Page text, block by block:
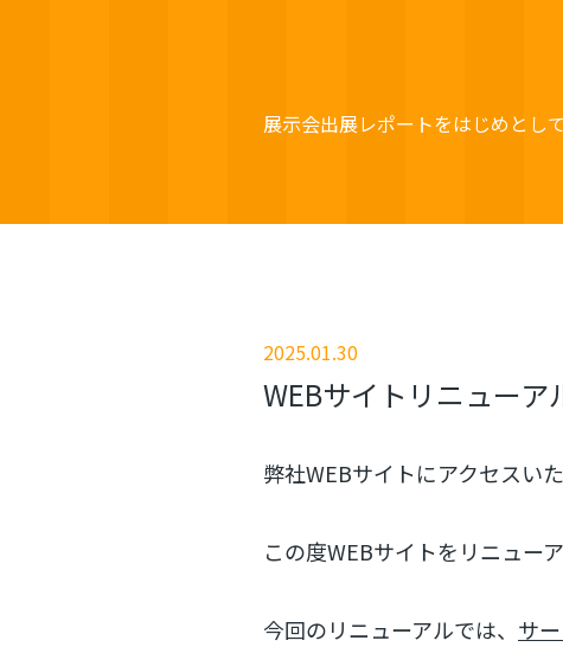
展示会出展レポートをはじめとし
2025.01.30
WEBサイトリニューア
弊社WEBサイトにアクセスい
この度WEBサイトをリニュー
今回のリニューアルでは、 サ